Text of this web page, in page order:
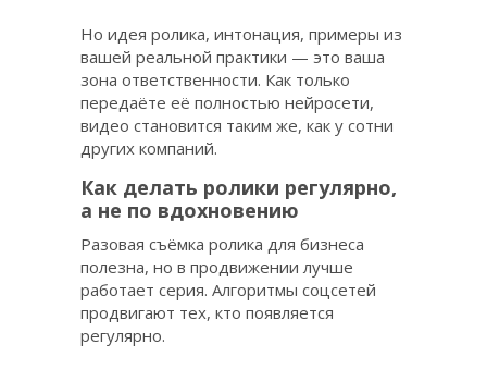
Но идея ролика, интонация, примеры из
вашей реальной практики — это ваша
зона ответственности. Как только
передаёте её полностью нейросети,
видео становится таким же, как у сотни
других компаний.
Разовая съёмка ролика для бизнеса
полезна, но в продвижении лучше
работает серия. Алгоритмы соцсетей
продвигают тех, кто появляется
регулярно.
Как делать ролики регулярно,
а не по вдохновению